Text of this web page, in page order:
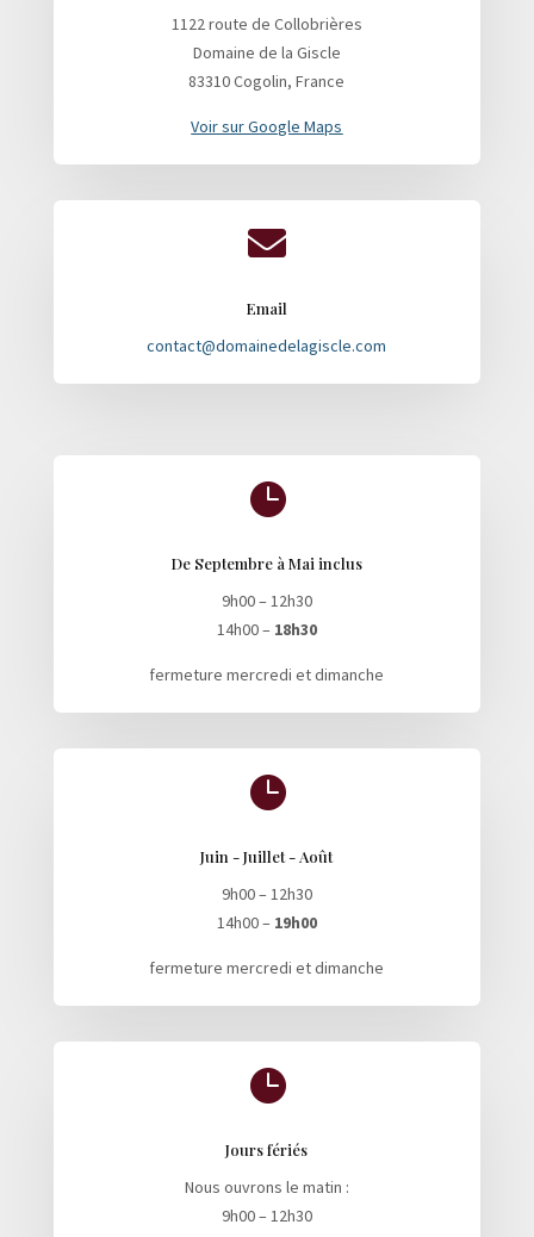
1122 route de Collobrières
Domaine de la Giscle
83310 Cogolin, France
Voir sur Google Maps

Email
contact@domainedelagiscle.com

De Septembre à Mai inclus
9h00 – 12h30
14h00 – 18h30
fermeture mercredi et dimanche

Juin - Juillet - Août
9h00 – 12h30
14h00 – 19h00
fermeture mercredi et dimanche

Jours fériés
Nous ouvrons le matin :
9h00 – 12h30